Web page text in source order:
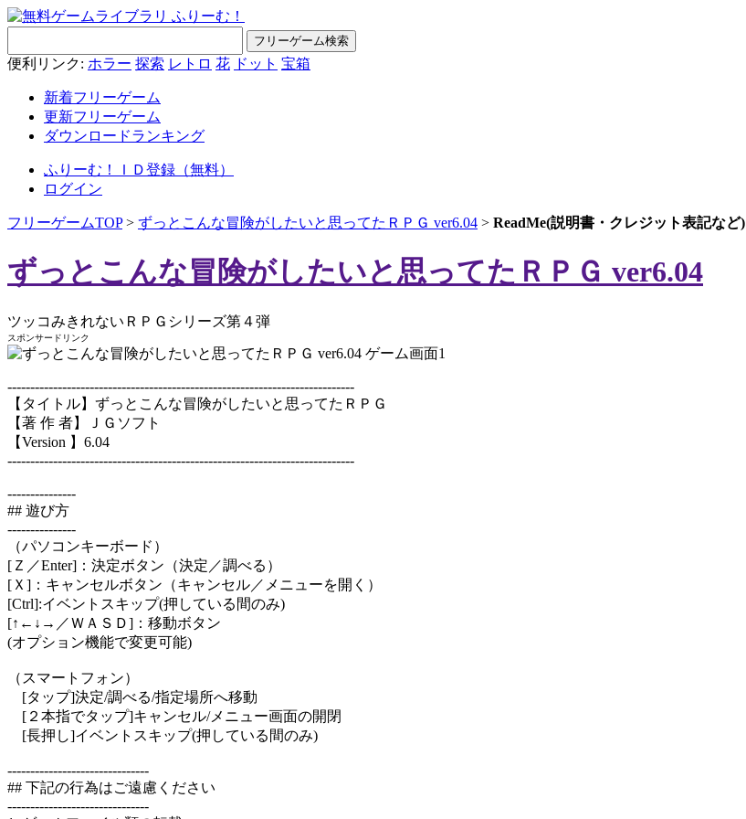
便利リンク: ホラー 探索 レトロ 花 ドット 宝箱
新着フリーゲーム
更新フリーゲーム
ダウンロードランキング
ふりーむ！ＩＤ登録（無料）
ログイン
フリーゲームTOP> ずっとこんな冒険がしたいと思ってたＲＰＧ ver6.04 > ReadMe(説明書・クレジット表記など)
ずっとこんな冒険がしたいと思ってたＲＰＧ ver6.04
ツッコみきれないＲＰＧシリーズ第４弾
スポンサードリンク
----------------------------------------------------------------------------
【タイトル】ずっとこんな冒険がしたいと思ってたＲＰＧ
【著 作 者】ＪＧソフト
【Version 】6.04
----------------------------------------------------------------------------
---------------
## 遊び方
---------------
（パソコンキーボード）
[Ｚ／Enter]：決定ボタン（決定／調べる）
[Ｘ]：キャンセルボタン（キャンセル／メニューを開く）
[Ctrl]:イベントスキップ(押している間のみ)
[↑←↓→／ＷＡＳＤ]：移動ボタン
(オプション機能で変更可能)
（スマートフォン）
[タップ]決定/調べる/指定場所へ移動
[２本指でタップ]キャンセル/メニュー画面の開閉
[長押し]イベントスキップ(押している間のみ)
-------------------------------
## 下記の行為はご遠慮ください
-------------------------------